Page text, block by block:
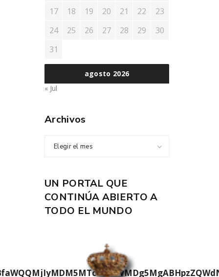
agosto 2026
17
18 19 20 21 22
23
24
25 26 27 28 29
30
31
« Jul
Archivos
Elegir el mes
UN PORTAL QUE
CONTINÚA ABIERTO A
TODO EL MUNDO